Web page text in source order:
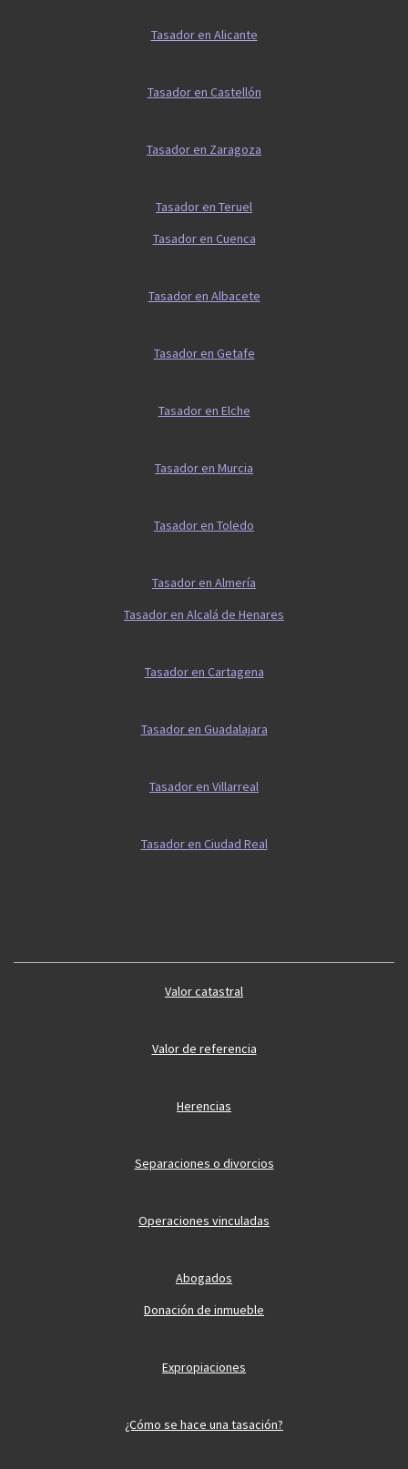
Tasador en Alicante
Tasador en Castellón
Tasador en Zaragoza
Tasador en Teruel
Tasador en Cuenca
Tasador en Albacete
Tasador en Getafe
Tasador en Elche
Tasador en Murcia
Tasador en Toledo
Tasador en Almería
Tasador en Alcalá de Henares
Tasador en Cartagena
Tasador en Guadalajara
Tasador en Villarreal
Tasador en Ciudad Real
Valor catastral
Valor de referencia
Herencias
Separaciones o divorcios
Operaciones vinculadas
Abogados
Donación de inmueble
Expropiaciones
¿Cómo se hace una tasación?